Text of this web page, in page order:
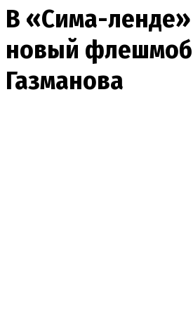
В «Сима-
новый
Газманова